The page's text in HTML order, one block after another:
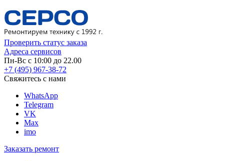
Проверить статус заказа
Адреса сервисов
Пн-Вс с 10:00 до 22.00
+7 (495) 967-38-72
Свяжитесь с нами
WhatsApp
Telegram
VK
Max
imo
Заказать ремонт